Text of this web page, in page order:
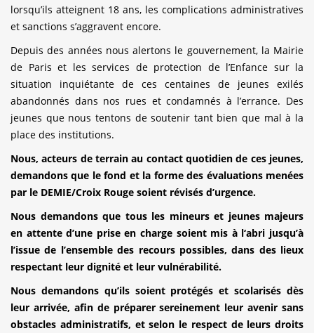
lorsqu’ils atteignent 18 ans, les complications administratives
et sanctions s’aggravent encore.
Depuis des années nous alertons le gouvernement, la Mairie
de Paris et les services de protection de l’Enfance sur la
situation inquiétante de ces centaines de jeunes exilés
abandonnés dans nos rues et condamnés à l’errance. Des
jeunes que nous tentons de soutenir tant bien que mal à la
place des institutions.
Nous, acteurs de terrain au contact quotidien de ces jeunes,
demandons que le fond et la forme des évaluations menées
par le DEMIE/Croix Rouge soient révisés d’urgence.
Nous demandons que tous les mineurs et jeunes majeurs
en attente d’une prise en charge soient mis à l‘abri jusqu’à
l’issue de l’ensemble des recours possibles, dans des lieux
respectant leur dignité et leur vulnérabilité.
Nous demandons qu’ils soient protégés et scolarisés dès
leur arrivée, afin de préparer sereinement leur avenir sans
obstacles administratifs, et selon le respect de leurs droits